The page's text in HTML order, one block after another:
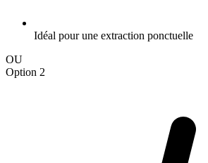
Idéal pour une extraction ponctuelle
OU
Option 2